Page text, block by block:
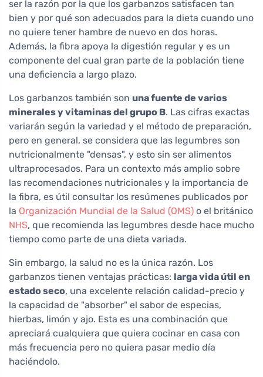
ser la razón por la que los garbanzos satisfacen tan
bien y por qué son adecuados para la dieta cuando uno
no quiere tener hambre de nuevo en dos horas.
Además, la fibra apoya la digestión regular y es un
componente del cual gran parte de la población tiene
una deficiencia a largo plazo.
Los garbanzos también son una fuente de varios
minerales y vitaminas del grupo B. Las cifras exactas
variarán según la variedad y el método de preparación,
pero en general, se considera que las legumbres son
nutricionalmente "densas", y esto sin ser alimentos
ultraprocesados. Para un contexto más amplio sobre
las recomendaciones nutricionales y la importancia de
la fibra, es útil consultar los resúmenes publicados por
la Organización Mundial de la Salud (OMS) o el británico
NHS, que recomienda las legumbres desde hace mucho
tiempo como parte de una dieta variada.
Sin embargo, la salud no es la única razón. Los
garbanzos tienen ventajas prácticas: larga vida útil en
estado seco, una excelente relación calidad-precio y
la capacidad de "absorber" el sabor de especias,
hierbas, limón y ajo. Esta es una combinación que
apreciará cualquiera que quiera cocinar en casa con
más frecuencia pero no quiera pasar medio día
haciéndolo.